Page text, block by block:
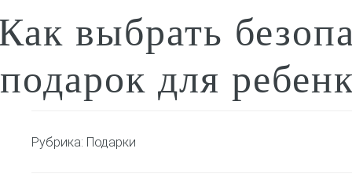
выбрать
подарок для
Рубрика: Подарки